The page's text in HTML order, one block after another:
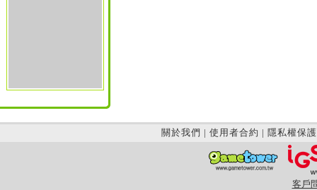
關於我們 | 使用者合約 | 隱私權保護
客戶